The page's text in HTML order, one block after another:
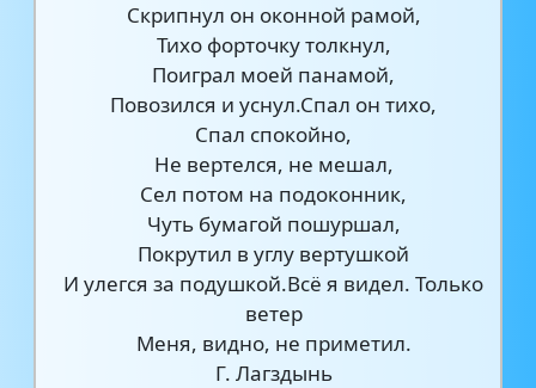
Скрипнул он оконной рамой,
Тихо форточку толкнул,
Поиграл моей панамой,
Повозился и уснул.Спал он тихо,
Спал спокойно,
Не вертелся, не мешал,
Сел потом на подоконник,
Чуть бумагой пошуршал,
Покрутил в углу вертушкой
И улегся за подушкой.Всё я видел. Только
ветер
Меня, видно, не приметил.
Г. Лагздынь